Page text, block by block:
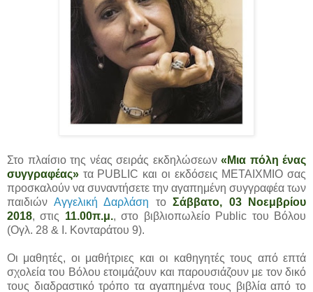
Στο πλαίσιο της νέας σειράς εκδηλώσεων «Μια πόλη ένας
συγγραφέας» τα PUBLIC και οι εκδόσεις ΜΕΤΑΙΧΜΙΟ σας
προσκαλούν να συναντήσετε την αγαπημένη συγγραφέα των
παιδιών Αγγελική Δαρλάση το Σάββατο, 03 Νοεμβρίου
2018, στις 11.00π.μ., στο βιβλιοπωλείο Public του Βόλου
(Ογλ. 28 & Ι. Κονταράτου 9).
Οι μαθητές, οι μαθήτριες και οι καθηγητές τους από επτά
σχολεία του Βόλου ετοιμάζουν και παρουσιάζουν με τον δικό
τους διαδραστικό τρόπο τα αγαπημένα τους βιβλία από το